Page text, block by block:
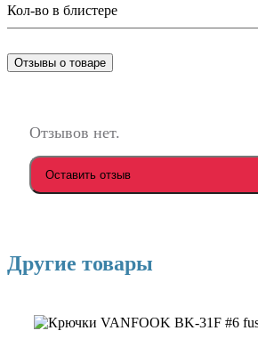
Кол-во в блистере
Отзывы о товаре
Отзывов нет.
Оставить отзыв
Другие товары